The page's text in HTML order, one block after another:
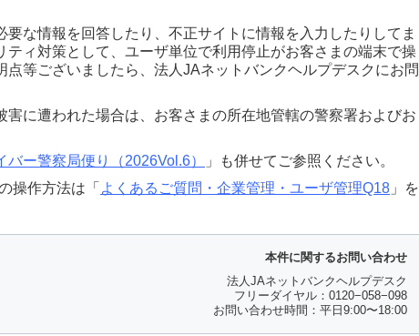
な情報を回答したり、不正サイトに情報を入力したりしてま
ティ対策として、ユーザ単位で利用停止がお客さまの端末で操
点等ございましたら、法人JAネットバンクヘルプデスクにお問
に遭われた場合は、お客さまの所在地管轄の警察署およびお
バー警察局便り（2026Vol.6）
」も併せてご参照ください。
操作方法は「 よくあるご質問・企業管理・ユーザ管理Q18 」を
本件に関するお問い合わせ
法人JAネットバンクヘルプデスク
フリーダイヤル：0120−058−098
お問い合わせ時間：平日9:00〜18:00